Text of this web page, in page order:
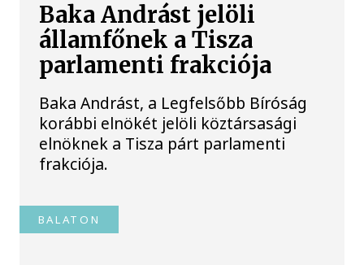
Baka Andrást jelöli
államfőnek a Tisza
parlamenti frakciója
Baka Andrást, a Legfelsőbb Bíróság
korábbi elnökét jelöli köztársasági
elnöknek a Tisza párt parlamenti
frakciója.
BALATON